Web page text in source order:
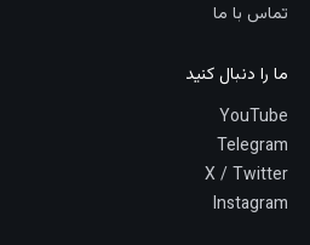
تماس با ما
ما را دنبال کنید
YouTube
Telegram
X / Twitter
Instagram